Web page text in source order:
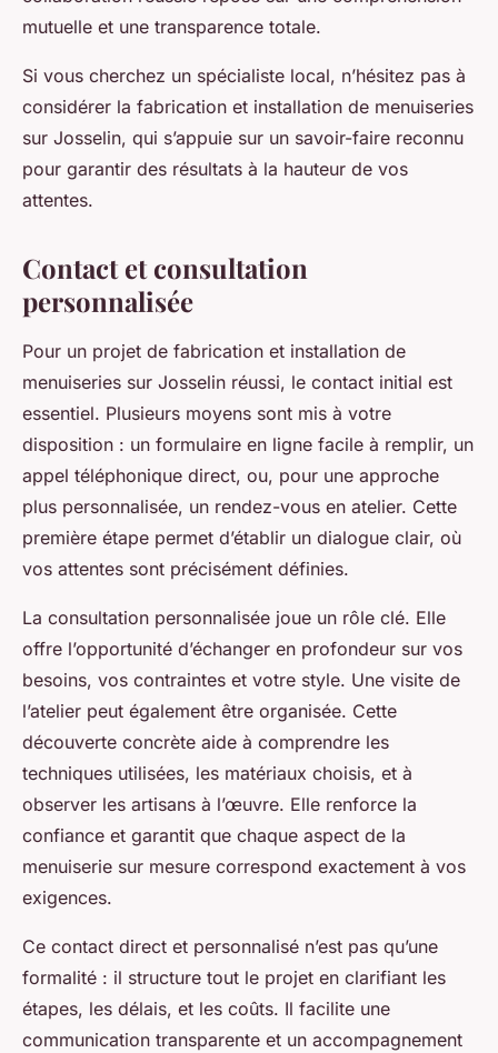
mutuelle et une transparence totale.
Si vous cherchez un spécialiste local, n’hésitez pas à
considérer la fabrication et installation de menuiseries
sur Josselin, qui s’appuie sur un savoir-faire reconnu
pour garantir des résultats à la hauteur de vos
attentes.
Contact et consultation
personnalisée
Pour un projet de fabrication et installation de
menuiseries sur Josselin réussi, le contact initial est
essentiel. Plusieurs moyens sont mis à votre
disposition : un formulaire en ligne facile à remplir, un
appel téléphonique direct, ou, pour une approche
plus personnalisée, un rendez-vous en atelier. Cette
première étape permet d’établir un dialogue clair, où
vos attentes sont précisément définies.
La consultation personnalisée joue un rôle clé. Elle
offre l’opportunité d’échanger en profondeur sur vos
besoins, vos contraintes et votre style. Une visite de
l’atelier peut également être organisée. Cette
découverte concrète aide à comprendre les
techniques utilisées, les matériaux choisis, et à
observer les artisans à l’œuvre. Elle renforce la
confiance et garantit que chaque aspect de la
menuiserie sur mesure correspond exactement à vos
exigences.
Ce contact direct et personnalisé n’est pas qu’une
formalité : il structure tout le projet en clarifiant les
étapes, les délais, et les coûts. Il facilite une
communication transparente et un accompagnement